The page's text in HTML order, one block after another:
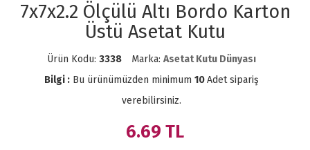
7x7x2.2 Ölçülü Altı Bordo Karton
Üstü Asetat Kutu
Ürün Kodu: 3338 Marka: Asetat Kutu Dünyası
Bilgi : Bu ürünümüzden minimum 10Adet sipariş
verebilirsiniz.
6.69 TL